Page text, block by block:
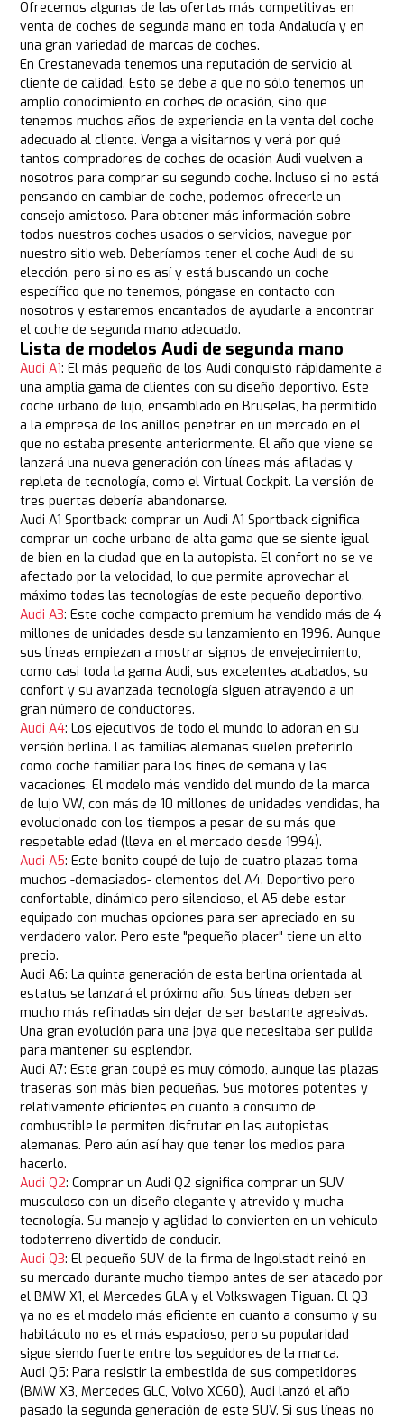
Ofrecemos algunas de las ofertas más competitivas en
venta de coches de segunda mano en toda Andalucía y en
una gran variedad de marcas de coches.
En Crestanevada tenemos una reputación de servicio al
cliente de calidad. Esto se debe a que no sólo tenemos un
amplio conocimiento en coches de ocasión, sino que
tenemos muchos años de experiencia en la venta del coche
adecuado al cliente. Venga a visitarnos y verá por qué
tantos compradores de coches de ocasión Audi vuelven a
nosotros para comprar su segundo coche. Incluso si no está
pensando en cambiar de coche, podemos ofrecerle un
consejo amistoso. Para obtener más información sobre
todos nuestros coches usados o servicios, navegue por
nuestro sitio web. Deberíamos tener el coche Audi de su
elección, pero si no es así y está buscando un coche
específico que no tenemos, póngase en contacto con
nosotros y estaremos encantados de ayudarle a encontrar
el coche de segunda mano adecuado.
Lista de modelos Audi de segunda mano
Audi A1: El más pequeño de los Audi conquistó rápidamente a
una amplia gama de clientes con su diseño deportivo. Este
coche urbano de lujo, ensamblado en Bruselas, ha permitido
a la empresa de los anillos penetrar en un mercado en el
que no estaba presente anteriormente. El año que viene se
lanzará una nueva generación con líneas más afiladas y
repleta de tecnología, como el Virtual Cockpit. La versión de
tres puertas debería abandonarse.
Audi A1 Sportback: comprar un Audi A1 Sportback significa
comprar un coche urbano de alta gama que se siente igual
de bien en la ciudad que en la autopista. El confort no se ve
afectado por la velocidad, lo que permite aprovechar al
máximo todas las tecnologías de este pequeño deportivo.
Audi A3: Este coche compacto premium ha vendido más de 4
millones de unidades desde su lanzamiento en 1996. Aunque
sus líneas empiezan a mostrar signos de envejecimiento,
como casi toda la gama Audi, sus excelentes acabados, su
confort y su avanzada tecnología siguen atrayendo a un
gran número de conductores.
Audi A4: Los ejecutivos de todo el mundo lo adoran en su
versión berlina. Las familias alemanas suelen preferirlo
como coche familiar para los fines de semana y las
vacaciones. El modelo más vendido del mundo de la marca
de lujo VW, con más de 10 millones de unidades vendidas, ha
evolucionado con los tiempos a pesar de su más que
respetable edad (lleva en el mercado desde 1994).
Audi A5: Este bonito coupé de lujo de cuatro plazas toma
muchos -demasiados- elementos del A4. Deportivo pero
confortable, dinámico pero silencioso, el A5 debe estar
equipado con muchas opciones para ser apreciado en su
verdadero valor. Pero este "pequeño placer" tiene un alto
precio.
Audi A6: La quinta generación de esta berlina orientada al
estatus se lanzará el próximo año. Sus líneas deben ser
mucho más refinadas sin dejar de ser bastante agresivas.
Una gran evolución para una joya que necesitaba ser pulida
para mantener su esplendor.
Audi A7: Este gran coupé es muy cómodo, aunque las plazas
traseras son más bien pequeñas. Sus motores potentes y
relativamente eficientes en cuanto a consumo de
combustible le permiten disfrutar en las autopistas
alemanas. Pero aún así hay que tener los medios para
hacerlo.
Audi Q2: Comprar un Audi Q2 significa comprar un SUV
musculoso con un diseño elegante y atrevido y mucha
tecnología. Su manejo y agilidad lo convierten en un vehículo
todoterreno divertido de conducir.
Audi Q3: El pequeño SUV de la firma de Ingolstadt reinó en
su mercado durante mucho tiempo antes de ser atacado por
el BMW X1, el Mercedes GLA y el Volkswagen Tiguan. El Q3
ya no es el modelo más eficiente en cuanto a consumo y su
habitáculo no es el más espacioso, pero su popularidad
sigue siendo fuerte entre los seguidores de la marca.
Audi Q5: Para resistir la embestida de sus competidores
(BMW X3, Mercedes GLC, Volvo XC60), Audi lanzó el año
pasado la segunda generación de este SUV. Si sus líneas no